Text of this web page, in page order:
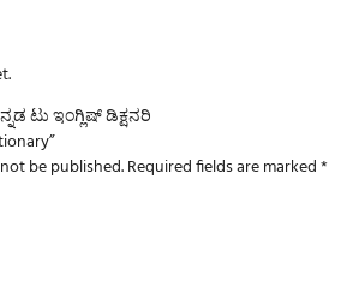
ಟು ಇಂಗ್ಲಿಷ್ ಡಿಕ್ಷನರಿ
be published.Required fields are marked*